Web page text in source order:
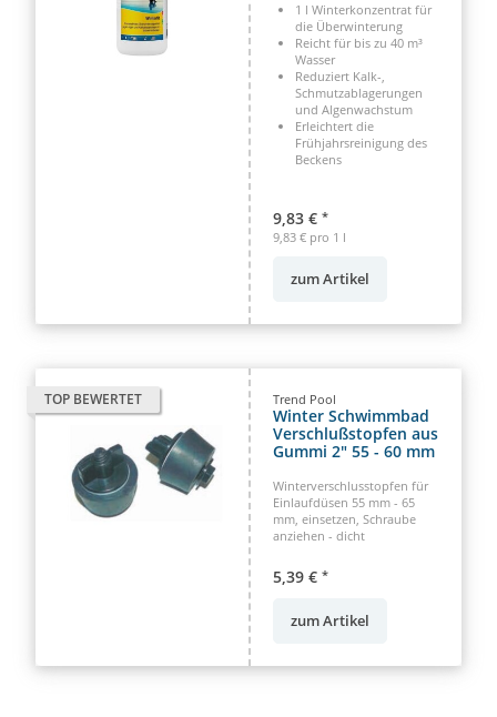
1 l Winterkonzentrat für
die Überwinterung
Reicht für bis zu 40 m³
Wasser
Reduziert Kalk-,
Schmutzablagerungen
und Algenwachstum
Erleichtert die
Frühjahrsreinigung des
Beckens
9,83 € *
9,83 € pro 1 l
zum Artikel
TOP BEWERTET Trend Pool
Winter Schwimmbad
Verschlußstopfen aus
Gummi 2" 55 - 60 mm
Winterverschlusstopfen für
Einlaufdüsen 55 mm - 65
mm, einsetzen, Schraube
anziehen - dicht
5,39 € *
zum Artikel